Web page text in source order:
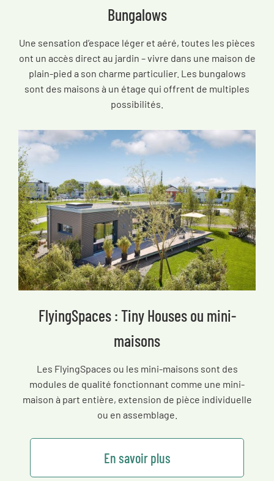
Bungalows
Une sensation d’espace léger et aéré, toutes les pièces
ont un accès direct au jardin – vivre dans une maison de
plain-pied a son charme particulier. Les bungalows
sont des maisons à un étage qui offrent de multiples
possibilités.
FlyingSpaces : Tiny Houses ou mini-
maisons
Les FlyingSpaces ou les mini-maisons sont des
modules de qualité fonctionnant comme une mini-
maison à part entière, extension de pièce individuelle
ou en assemblage.
En savoir plus